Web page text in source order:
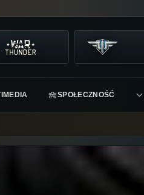
SPOŁECZNOŚĆ